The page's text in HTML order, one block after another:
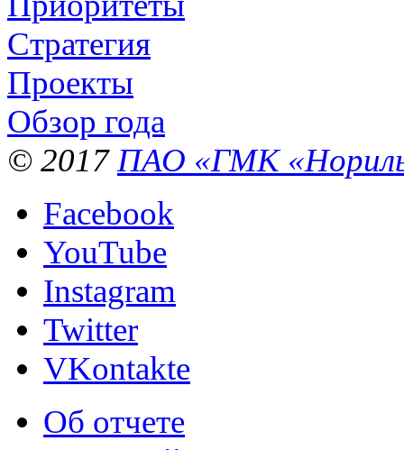
Стратегия
Проекты
Обзор года
© 2017 ПАО «ГМК
Facebook
YouTube
Instagram
Twitter
VKontakte
Об отчете